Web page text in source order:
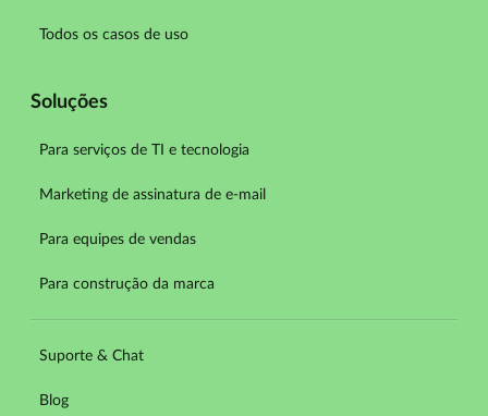
Todos os casos de uso
Soluções
Para serviços de TI e tecnologia
Marketing de assinatura de e-mail
Para equipes de vendas
Para construção da marca
Suporte & Chat
Blog